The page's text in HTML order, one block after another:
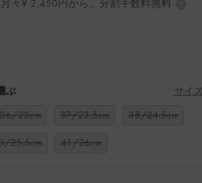
々¥ 2,450円から。分割手数料無料
ぶ サイ
36/23cm 37/23.5cm
38/24.5cm
25.5cm 41/26cm